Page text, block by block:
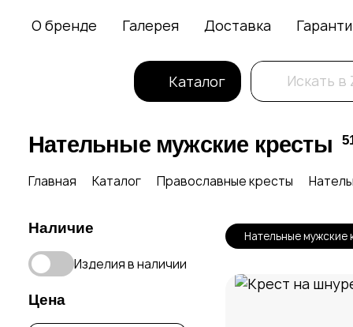
О бренде Галерея Доставка
Каталог
Нательные мужские кресты
Главная Каталог Православные кресты
Наличие
Изделия в наличии
Цена
Нательные мужские